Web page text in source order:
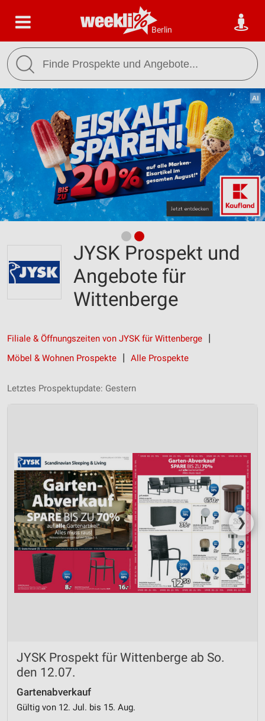
Berlin
JYSK Prospekt und
Angebote für
Wittenberge
Filiale & Öffnungszeiten von JYSK für Wittenberge
Möbel & Wohnen Prospekte
Alle Prospekte
Letztes Prospektupdate: Gestern
❯
JYSK Prospekt für Wittenberge ab So.
den 12.07.
Gartenabverkauf
Gültig von 12. Jul. bis 15. Aug.